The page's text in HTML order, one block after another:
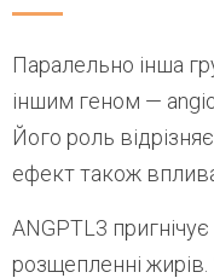
Паралельно інша
іншим геном —
Його роль
ефект також
ANGPTL3
розщепленні